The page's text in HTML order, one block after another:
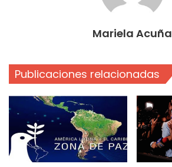
Mariela Acuña
Publicaciones relacionadas